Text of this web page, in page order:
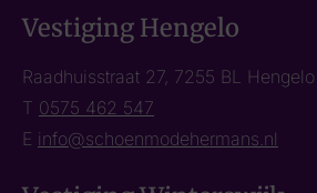
Vestiging Hengelo
Raadhuisstraat 27, 7255 BL Hengelo
T 0575 462 547
E info@schoenmodehermans.nl